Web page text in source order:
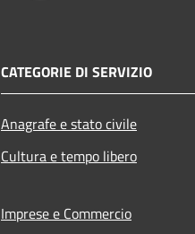
CATEGORIE DI SERVIZIO
Anagrafe e stato civile
Cultura e tempo libero
Imprese e Commercio